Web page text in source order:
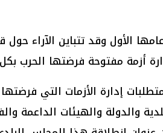
الأول وقد تتباين الآراء
أزمة مفتوحة فرضتها الحرب بكل
إدارة الأزمات التي
والدولة والهيئات الداعمة